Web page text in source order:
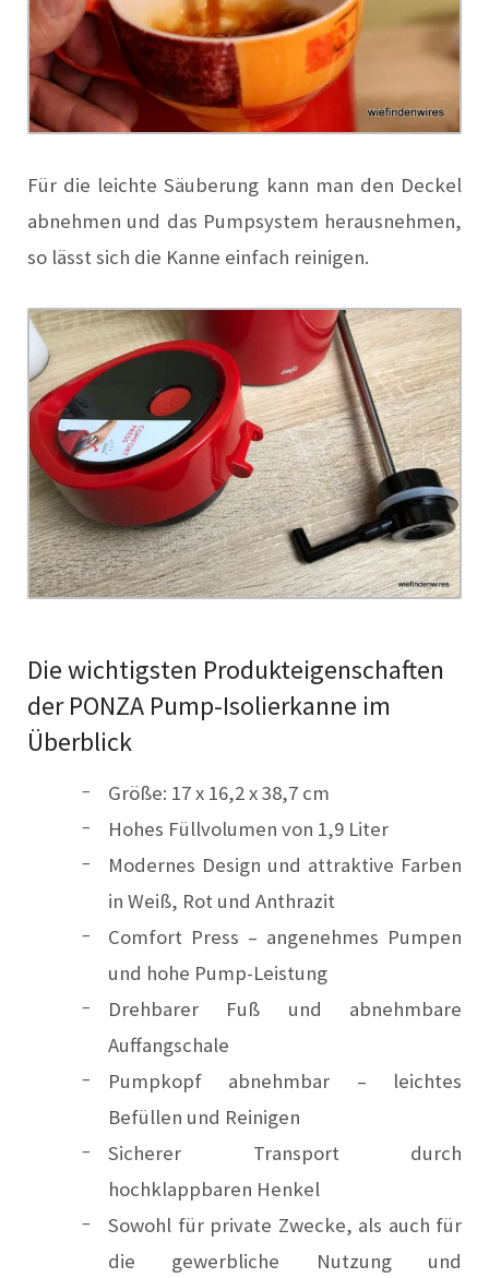
Für die leichte Säuberung kann man den Deckel
abnehmen und das Pumpsystem herausnehmen,
so lässt sich die Kanne einfach reinigen.
Die wichtigsten Produkteigenschaften
der PONZA Pump-Isolierkanne im
Überblick
Größe: 17 x 16,2 x 38,7 cm
Hohes Füllvolumen von 1,9 Liter
Modernes Design und attraktive Farben
in Weiß, Rot und Anthrazit
Comfort Press – angenehmes Pumpen
und hohe Pump-Leistung
Drehbarer Fuß und abnehmbare
Auffangschale
Pumpkopf abnehmbar – leichtes
Befüllen und Reinigen
Sicherer Transport durch
hochklappbaren Henkel
Sowohl für private Zwecke, als auch für
die gewerbliche Nutzung und